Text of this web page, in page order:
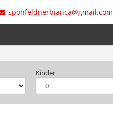
sponfeldnerbianca@gmail.com
Kinder